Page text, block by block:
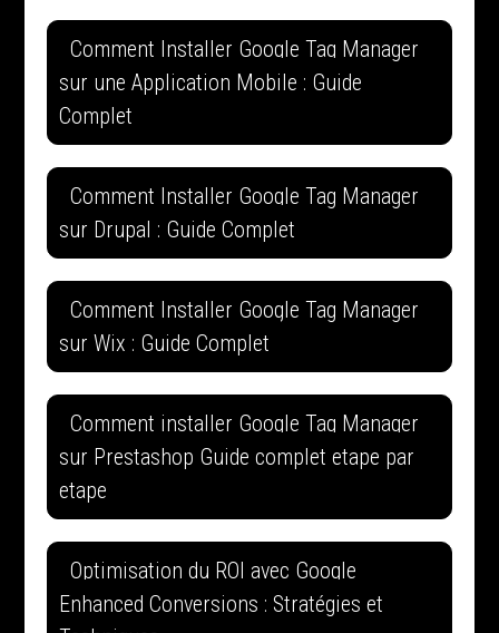
Comment Installer Google Tag Manager
sur une Application Mobile : Guide
Complet
Comment Installer Google Tag Manager
sur Drupal : Guide Complet
Comment Installer Google Tag Manager
sur Wix : Guide Complet
Comment installer Google Tag Manager
sur Prestashop Guide complet etape par
etape
Optimisation du ROI avec Google
Enhanced Conversions : Stratégies et